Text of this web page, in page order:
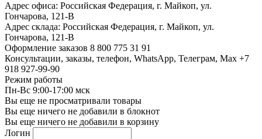
Адрес офиса: Российская Федерация, г. Майкоп, ул.
Гончарова, 121-В
Адрес склада: Российская Федерация, г. Майкоп, ул.
Гончарова, 121-В
Оформление заказов 8 800 775 31 91
Консультации, заказы, телефон, WhatsApp, Телеграм, Мах +7
918 927-99-90
Режим работы
Пн-Вс 9:00-17:00 мск
Вы еще не просматривали товары
Вы еще ничего не добавили в блокнот
Вы еще ничего не добавили в корзину
Логин